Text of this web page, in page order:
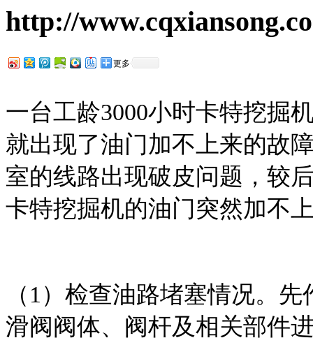
http://
更多
一台工龄3000小时卡特挖掘
就出现了油门加不上来的故
室的线路出现破皮问题，较
卡特挖掘机的油门突然加不
（1）检查油路堵塞情况。
滑阀阀体、阀杆及相关部件